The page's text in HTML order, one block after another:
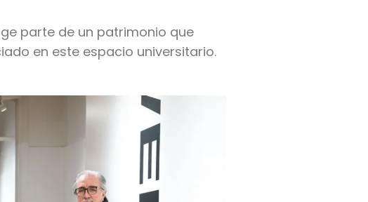
parte de un patrimonio que
en este espacio universitario.